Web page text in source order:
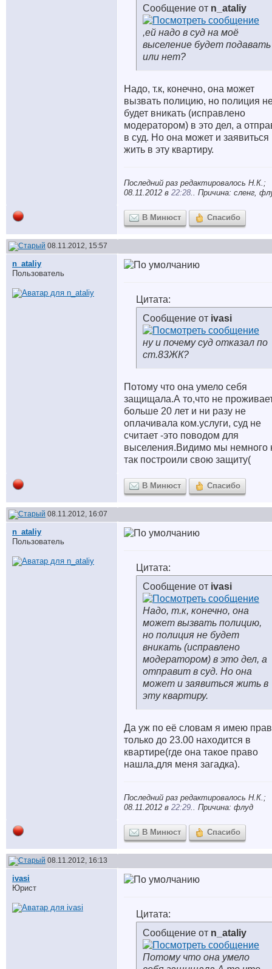
Сообщение от n_ataliy
,ей надо в суд на моё
выселение будет подавать
или нет?
Надо, т.к, конечно, она может
вызвать полицию, но полиция
будет вникать (исправлено
модератором) в это дел, а
в суд. Но она может и заявиться
жить в эту квартиру.
Последний раз редактировалось Н.К.;
08.11.2012 в 22:28.. Причина: сленг,
В Минюст Спасибо
08.11.2012, 15:57
n_ataliy
Пользователь
Цитата:
Сообщение от ivasi
ну и почему суд отказал по
ст.83ЖК?
Потому что она умело себя
защищала.А то,что не
больше 20 лет и ни разу не
оплачивала ком.услуги, суд не
считает -это поводом для
выселения.Видимо мы немного
так построили свою защиту(
В Минюст Спасибо
08.11.2012, 16:07
n_ataliy
Пользователь
Цитата:
Сообщение от ivasi
Надо, т.к, конечно, она
может вызвать полицию,
но полиция не будет
вникать (исправлено
модератором) в это дел, а
отправит в суд. Но она
может и заявиться жить в
эту квартиру.
Да уж по её словам я имею
только до 23.00 находится в
квартире(где она такое право
нашла,для меня загадка).
Последний раз редактировалось Н.К.;
08.11.2012 в 22:29.. Причина: флуд
В Минюст Спасибо
08.11.2012, 16:13
ivasi
Юрист
Цитата:
Сообщение от n_ataliy
Потому что она умело